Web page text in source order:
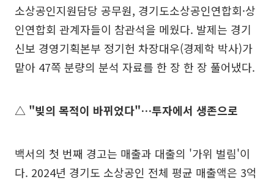
소상공인지원담당 공무원, 경기도소상공인연합회·상
인연합회 관계자들이 참관석을 메웠다. 발제는 경기
신보 경영기획본부 정기헌 차장대우(경제학 박사)가
맡아 47쪽 분량의 분석 자료를 한 장 한 장 풀어냈다.
△ "빚의 목적이 바뀌었다"…투자에서 생존으로
백서의 첫 번째 경고는 매출과 대출의 '가위 벌림'이
다. 2024년 경기도 소상공인 전체 평균 매출액은 3억